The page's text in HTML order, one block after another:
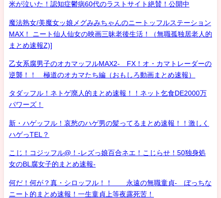
米が泣いた！認知症鬱病60代のラストサイト絶賛！公開中
魔法熟女/美魔女ッ娘メグみみちゃんのニートッフルステーション
MAX！ ニート仙人仙女の映画三昧老後生活！（無職孤独居老人的
まとめ速報Z)]
乙女系腐男子のオカマッフルMAX2- FX！オ・カマトレーダーの
逆襲！！ 極道のオカマたち編（おもしろ動画まとめ速報）
タダッフル！ネトゲ廃人的まとめ速報！！ネット乞食DE2000万
パワーズ！
新・ハゲッフル！哀愁のハゲ男の髪ってるまとめ速報！！激しく
ハゲっTEL？
こじ！コジッフル@！-レズっ娘百合ネエ！こじらせ！50独身処
女のBL腐女子的まとめ速報-
何だ！何が？真・シロッフル！！ 永遠の無職童貞- ぼっちな
ニート的まとめ速報！一生童貞上等夜露死苦！